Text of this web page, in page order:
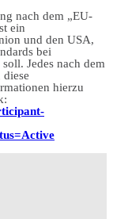
nach dem „EU-
ein
und den USA,
bei
Jedes nach dem
hierzu